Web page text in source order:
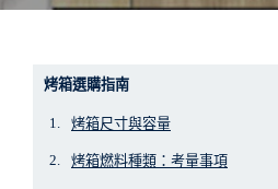
烤箱選購指南
烤箱尺寸與容量
烤箱燃料種類：考量事項